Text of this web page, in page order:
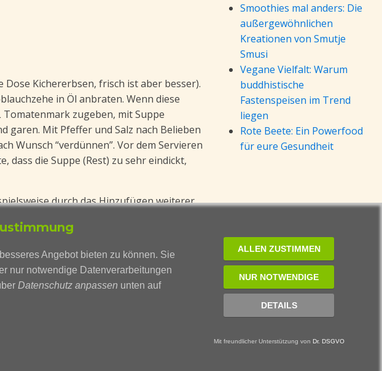
Kichererbsen, frisch ist aber besser).
in Öl anbraten. Wenn diese
zugeben, mit Suppe
garen. Mit Pfeffer und Salz nach Belieben
Wunsch “verdünnen”. Vor dem Servieren
dass die Suppe (Rest) zu sehr eindickt,
durch das Hinzufügen weiterer
oder Paprika, Gurke zu einem Salat
Smoothies mal anders: Die
außergewöhnlichen
Kreationen von Smutje
Smusi
Vegane Vielfalt: Warum
buddhistische
Fastenspeisen im Trend
liegen
Rote Beete: Ein Powerfood
für eure Gesundheit
Angebot bieten zu können. Sie
nur notwendige Datenverarbeitungen
Datenschutz anpassen unten auf
ALLEN ZUSTIMMEN
NUR NOTWENDIGE
DETAILS
Mit freundlicher Unterstützung von Dr. DSGVO